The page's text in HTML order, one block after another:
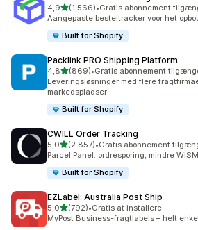
4,9ud af 5 stjerner
(1.566)
1566 anmeldelser i alt
•Gratis abonnement
Aangepaste besteltracker voor het
Built for Shopify
Packlink PRO Shipping Platform
4,8ud af 5 stjerner
(869)
869 anmeldelser i alt
•Gratis abonnement
Leveringsløsninger med flere
markedspladser
Built for Shopify
CWILL Order Tracking
5,0ud af 5 stjerner
(2.857)
2857 anmeldelser i alt
•Gratis abonnement
Parcel Panel: ordresporing, mindre
Built for Shopify
EZLabel: Australia Post Ship
5,0ud af 5 stjerner
(792)
792 anmeldelser i alt
•Gratis at installere
MyPost Business-fragtlabels – helt